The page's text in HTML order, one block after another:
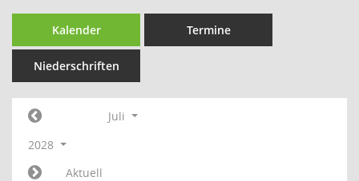
Kalender Termine
Niederschriften
Juli
2028
Aktuell